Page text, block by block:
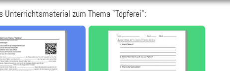
Unterrichtsmaterial zum Thema "Töpferei":